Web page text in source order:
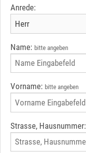
Anrede:
Name: bitte angeben
Vorname: bitte angeben
Strasse, Hausnummer: